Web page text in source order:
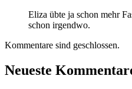
Eliza übte ja schon mehr
schon irgendwo.
Kommentare sind geschlossen.
Neueste